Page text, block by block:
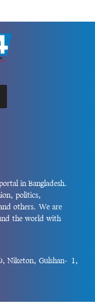
in Bangladesh.
politics,
others. We are
the world with
Niketon, Gulshan-1,